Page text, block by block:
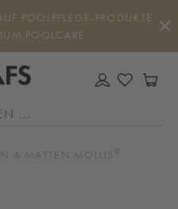
POOLPFLEGE-PRODUKTE
POOLCARE
DU
& MATTEN MOLLIS ®